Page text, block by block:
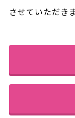
させていただき